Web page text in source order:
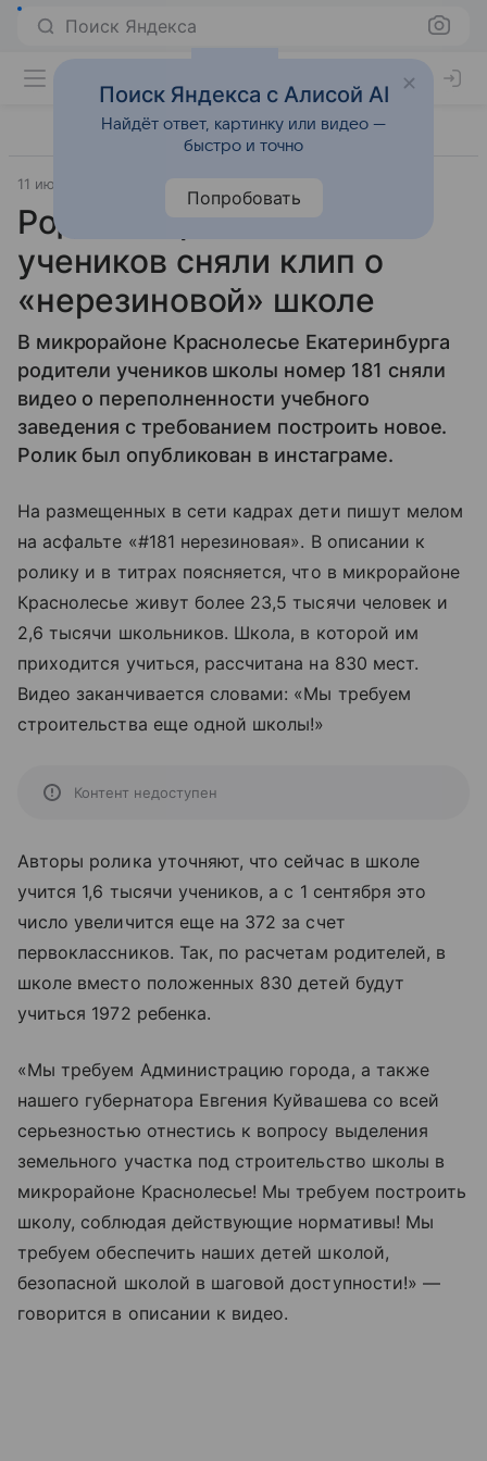
Поиск Яндекса
11 июня 2019
Родители российских
учеников сняли клип о
«нерезиновой» школе
В микрорайоне Краснолесье Екатеринбурга
родители учеников школы номер 181 сняли
видео о переполненности учебного
заведения с требованием построить новое.
Ролик был опубликован в инстаграме.
На размещенных в сети кадрах дети пишут мелом
на асфальте «#181 нерезиновая». В описании к
ролику и в титрах поясняется, что в микрорайоне
Краснолесье живут более 23,5 тысячи человек и
2,6 тысячи школьников. Школа, в которой им
приходится учиться, рассчитана на 830 мест.
Видео заканчивается словами: «Мы требуем
строительства еще одной школы!»
Контент недоступен
Авторы ролика уточняют, что сейчас в школе
учится 1,6 тысячи учеников, а с 1 сентября это
число увеличится еще на 372 за счет
первоклассников. Так, по расчетам родителей, в
школе вместо положенных 830 детей будут
учиться 1972 ребенка.
«Мы требуем Администрацию города, а также
нашего губернатора Евгения Куйвашева со всей
серьезностью отнестись к вопросу выделения
земельного участка под строительство школы в
микрорайоне Краснолесье! Мы требуем построить
школу, соблюдая действующие нормативы! Мы
требуем обеспечить наших детей школой,
безопасной школой в шаговой доступности!» —
говорится в описании к видео.
Поиск Яндекса с Алисой AI
Найдёт ответ, картинку или видео —
быстро и точно
Попробовать